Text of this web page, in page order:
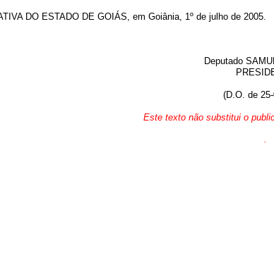
DO ESTADO DE GOIÁS, em Goiânia, 1º de julho de 2005.
Deputado
(D.O. de
Este texto não substitui o